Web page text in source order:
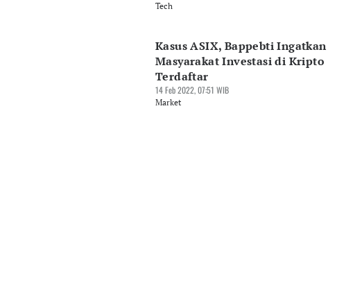
Tech
Kasus ASIX, Bappebti Ingatkan
Masyarakat Investasi di Kripto
Terdaftar
14 Feb 2022, 07:51 WIB
Market